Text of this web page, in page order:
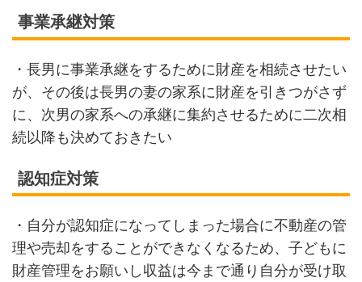
事業承継対策
・長男に事業承継をするために財産を相続させたい
が、その後は長男の妻の家系に財産を引きつがさず
に、次男の家系への承継に集約させるために二次相
続以降も決めておきたい
認知症対策
・自分が認知症になってしまった場合に不動産の管
理や売却をすることができなくなるため、子どもに
財産管理をお願いし収益は今まで通り自分が受け取